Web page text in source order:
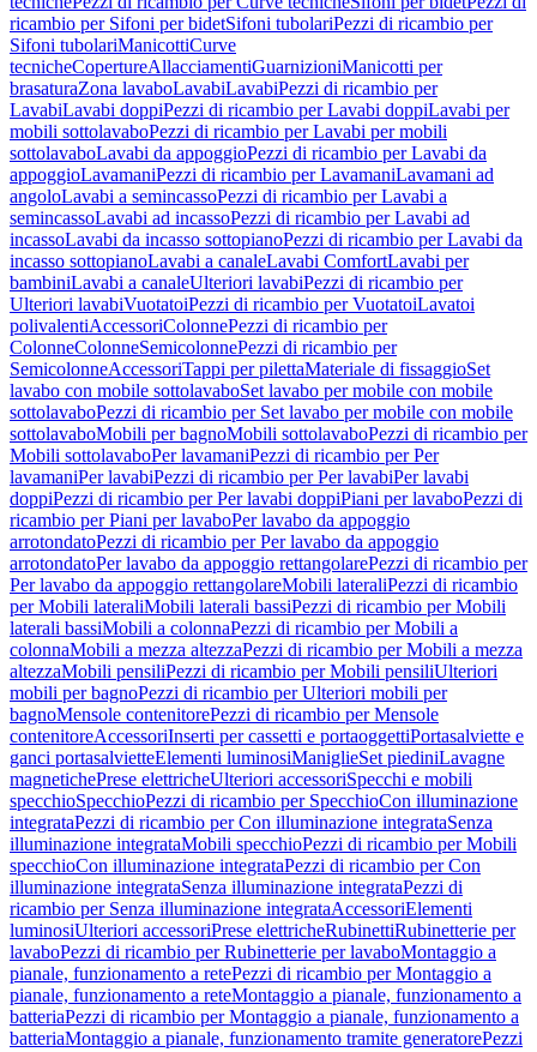
ricambio per Sifoni per bidetSifoni tubolariPezzi di ricambio per
Sifoni tubolariManicottiCurve
tecnicheCopertureAllacciamentiGuarnizioniManicotti per
brasaturaZona lavaboLavabiLavabiPezzi di ricambio per
LavabiLavabi doppiPezzi di ricambio per Lavabi doppiLavabi per
mobili sottolavaboPezzi di ricambio per Lavabi per mobili
sottolavaboLavabi da appoggioPezzi di ricambio per Lavabi da
appoggioLavamaniPezzi di ricambio per LavamaniLavamani ad
angoloLavabi a semincassoPezzi di ricambio per Lavabi a
semincassoLavabi ad incassoPezzi di ricambio per Lavabi ad
incassoLavabi da incasso sottopianoPezzi di ricambio per Lavabi da
incasso sottopianoLavabi a canaleLavabi ComfortLavabi per
bambiniLavabi a canaleUlteriori lavabiPezzi di ricambio per
Ulteriori lavabiVuotatoiPezzi di ricambio per VuotatoiLavatoi
polivalentiAccessoriColonnePezzi di ricambio per
ColonneColonneSemicolonnePezzi di ricambio per
SemicolonneAccessoriTappi per pilettaMateriale di fissaggioSet
lavabo con mobile sottolavaboSet lavabo per mobile con mobile
sottolavaboPezzi di ricambio per Set lavabo per mobile con mobile
sottolavaboMobili per bagnoMobili sottolavaboPezzi di ricambio per
Mobili sottolavaboPer lavamaniPezzi di ricambio per Per
lavamaniPer lavabiPezzi di ricambio per Per lavabiPer lavabi
doppiPezzi di ricambio per Per lavabi doppiPiani per lavaboPezzi di
ricambio per Piani per lavaboPer lavabo da appoggio
arrotondatoPezzi di ricambio per Per lavabo da appoggio
arrotondatoPer lavabo da appoggio rettangolarePezzi di ricambio per
Per lavabo da appoggio rettangolareMobili lateraliPezzi di ricambio
per Mobili lateraliMobili laterali bassiPezzi di ricambio per Mobili
laterali bassiMobili a colonnaPezzi di ricambio per Mobili a
colonnaMobili a mezza altezzaPezzi di ricambio per Mobili a mezza
altezzaMobili pensiliPezzi di ricambio per Mobili pensiliUlteriori
mobili per bagnoPezzi di ricambio per Ulteriori mobili per
bagnoMensole contenitorePezzi di ricambio per Mensole
contenitoreAccessoriInserti per cassetti e portaoggettiPortasalviette e
ganci portasalvietteElementi luminosiManiglieSet piediniLavagne
magnetichePrese elettricheUlteriori accessoriSpecchi e mobili
specchioSpecchioPezzi di ricambio per SpecchioCon illuminazione
integrataPezzi di ricambio per Con illuminazione integrataSenza
illuminazione integrataMobili specchioPezzi di ricambio per Mobili
specchioCon illuminazione integrataPezzi di ricambio per Con
illuminazione integrataSenza illuminazione integrataPezzi di
ricambio per Senza illuminazione integrataAccessoriElementi
luminosiUlteriori accessoriPrese elettricheRubinettiRubinetterie per
lavaboPezzi di ricambio per Rubinetterie per lavaboMontaggio a
pianale, funzionamento a retePezzi di ricambio per Montaggio a
pianale, funzionamento a reteMontaggio a pianale, funzionamento a
batteriaPezzi di ricambio per Montaggio a pianale, funzionamento a
batteriaMontaggio a pianale, funzionamento tramite generatorePezzi